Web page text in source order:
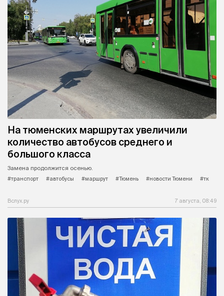
На тюменских маршрутах увеличили
количество автобусов среднего и
большого класса
Замена продолжится осенью.
#транспорт
#автобусы #маршрут #Тюмень #новости Тюмени #тк
Вслух.ру 7 августа, 08:49